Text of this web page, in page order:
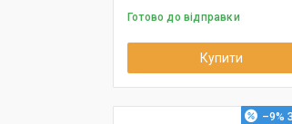
Готово до відправки
Купити
–9%